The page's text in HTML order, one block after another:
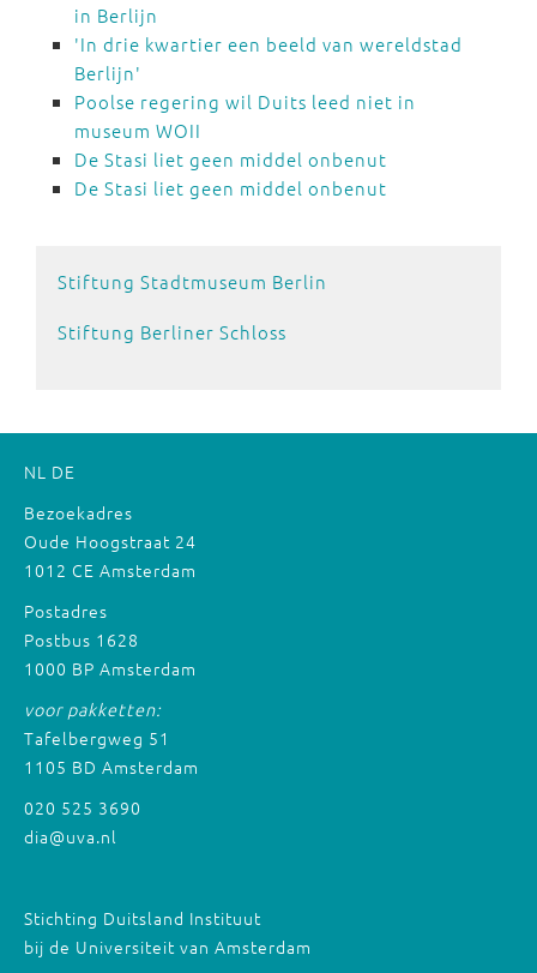
in Berlijn
'In drie kwartier een beeld van wereldstad
Berlijn'
Poolse regering wil Duits leed niet in
museum WOII
De Stasi liet geen middel onbenut
De Stasi liet geen middel onbenut
Stiftung Stadtmuseum Berlin
Stiftung Berliner Schloss
NL DE
Bezoekadres
Oude Hoogstraat 24
1012 CE Amsterdam
Postadres
Postbus 1628
1000 BP Amsterdam
voor pakketten:
Tafelbergweg 51
1105 BD Amsterdam
020 525 3690
dia@uva.nl
Stichting Duitsland Instituut
bij de Universiteit van Amsterdam